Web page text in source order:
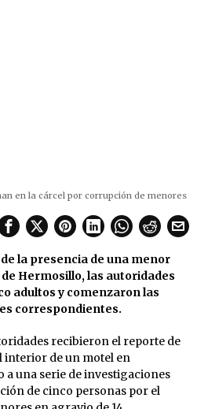
en la cárcel por corrupción de menores
la presencia de una menor
Hermosillo, las autoridades
adultos y comenzaron las
correspondientes.
recibieron el reporte de
interior de un motel en
a una serie de investigaciones
de cinco personas por el